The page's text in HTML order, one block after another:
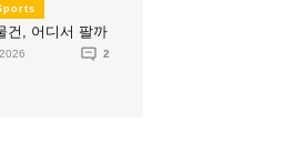
건, 어디서 팔까
2